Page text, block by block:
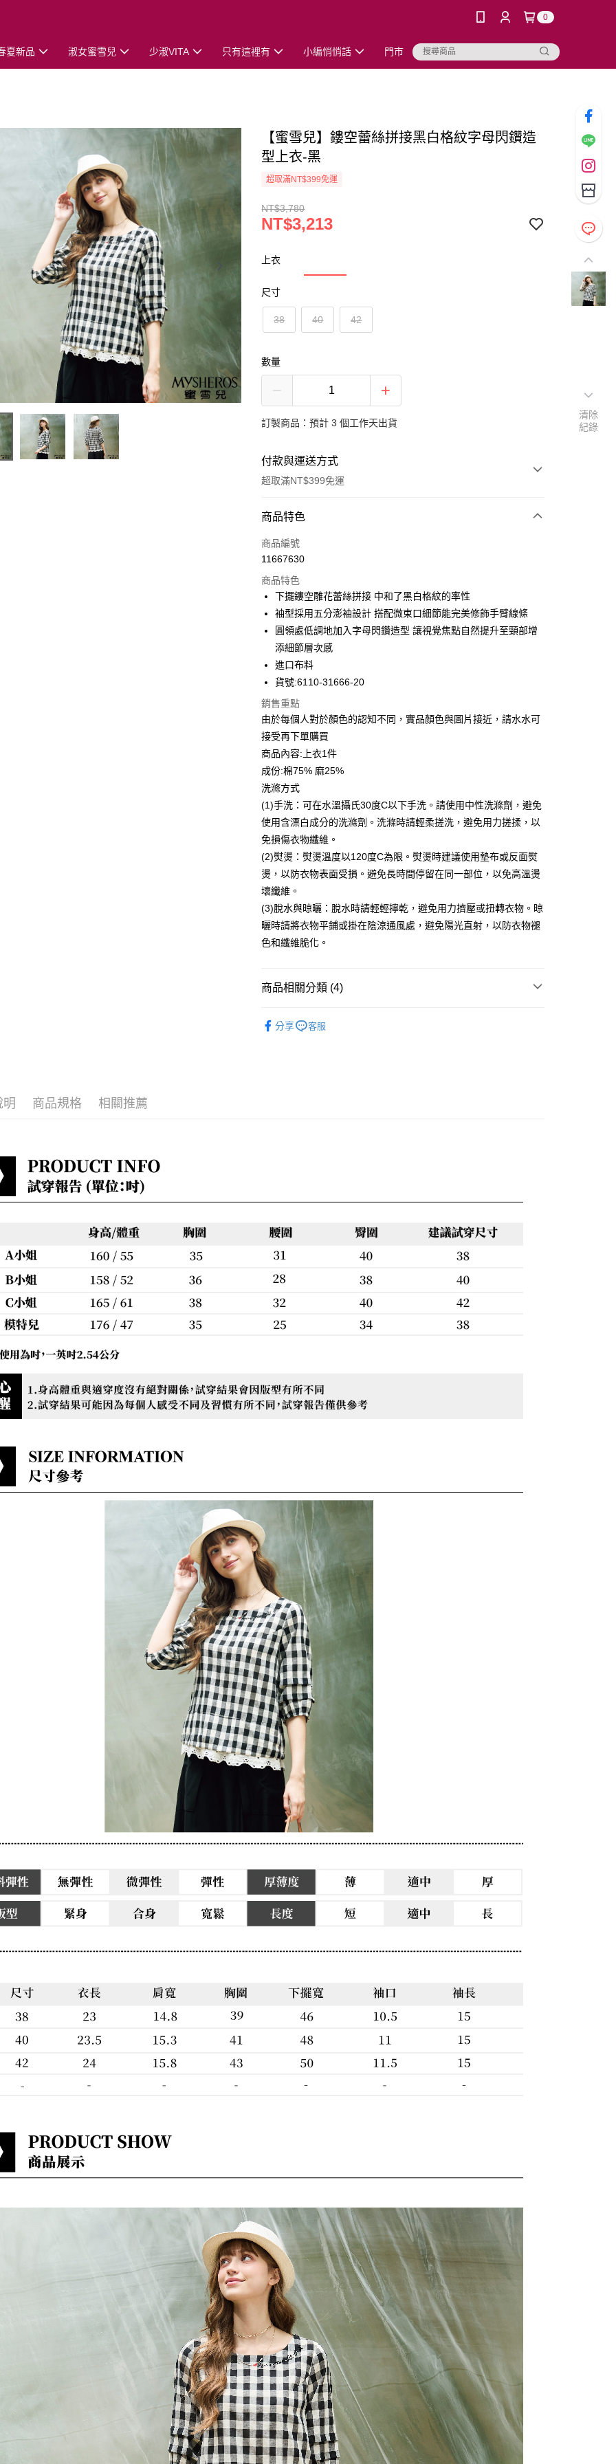
0
夏新品 淑女蜜雪兒 少淑VITA 只有這裡有 小編悄悄話 門市
【蜜雪兒】鏤空蕾絲拼接黑白格紋字母閃鑽造
型上衣-黑
超取滿NT$399免運
NT$3,780
NT$3,213
上衣
尺寸
38 40 42
數量
訂製商品：預計 3 個工作天出貨
付款與運送方式
超取滿NT$399免運
付款方式
信用卡一次付款
Apple Pay
街口支付
悠遊付
全盈+PAY
貨到付款
運送方式
付款後全家取貨
每筆NT$80，滿NT$399(含以上)免運費
付款後7-11取貨
每筆NT$80，滿NT$888(含以上)免運費
宅配到府
每筆NT$80，滿NT$888(含以上)免運費
貨到付款
每筆NT$80，滿NT$888(含以上)免運費
商品特色
商品編號
11667630
商品特色
下擺鏤空雕花蕾絲拼接 中和了黑白格紋的率性
袖型採用五分澎袖設計 搭配微束口細節能完美修飾手臂線條
圓領處低調地加入字母閃鑽造型 讓視覺焦點自然提升至頸部增
添細節層次感
進口布料
貨號:6110-31666-20
銷售重點
由於每個人對於顏色的認知不同，實品顏色與圖片接近，請水水可
接受再下單購買
商品內容:上衣1件
成份:棉75% 麻25%
洗滌方式
(1)手洗：可在水溫攝氏30度C以下手洗。請使用中性洗滌劑，避免
使用含漂白成分的洗滌劑。洗滌時請輕柔搓洗，避免用力搓揉，以
免損傷衣物纖維。
(2)熨燙：熨燙溫度以120度C為限。熨燙時建議使用墊布或反面熨
燙，以防衣物表面受損。避免長時間停留在同一部位，以免高溫燙
壞纖維。
(3)脫水與晾曬：脫水時請輕輕擰乾，避免用力擠壓或扭轉衣物。晾
曬時請將衣物平鋪或掛在陰涼通風處，避免陽光直射，以防衣物褪
色和纖維脆化。
商品相關分類 (4)
分享 客服
明 商品規格 相關推薦
清除
紀錄